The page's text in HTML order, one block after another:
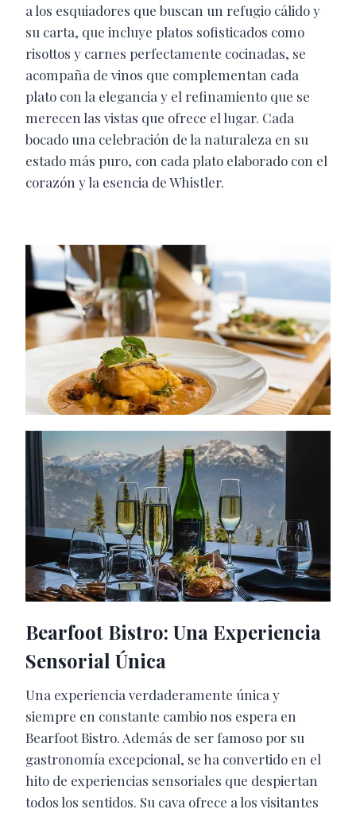
a los esquiadores que buscan un refugio cálido y
su carta, que incluye platos sofisticados como
risottos y carnes perfectamente cocinadas, se
acompaña de vinos que complementan cada
plato con la elegancia y el refinamiento que se
merecen las vistas que ofrece el lugar. Cada
bocado una celebración de la naturaleza en su
estado más puro, con cada plato elaborado con el
corazón y la esencia de Whistler.
Bearfoot Bistro: Una Experiencia
Sensorial Única
Una experiencia verdaderamente única y
siempre en constante cambio nos espera en
Bearfoot Bistro. Además de ser famoso por su
gastronomía excepcional, se ha convertido en el
hito de experiencias sensoriales que despiertan
todos los sentidos. Su cava ofrece a los visitantes